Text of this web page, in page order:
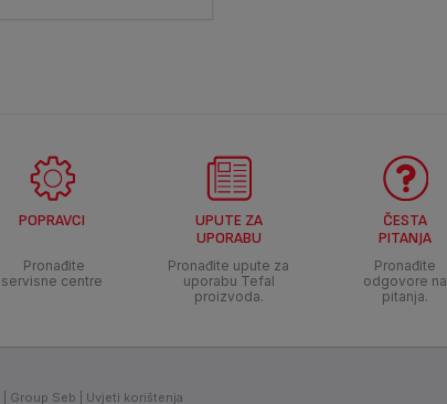
POPRAVCI
Pronađite
servisne centre
UPUTE ZA
UPORABU
Pronađite upute za
uporabu Tefal
proizvoda.
ČESTA
PITANJA
Pronađite
odgovore na
pitanja.
Group Seb Uvjeti korištenja